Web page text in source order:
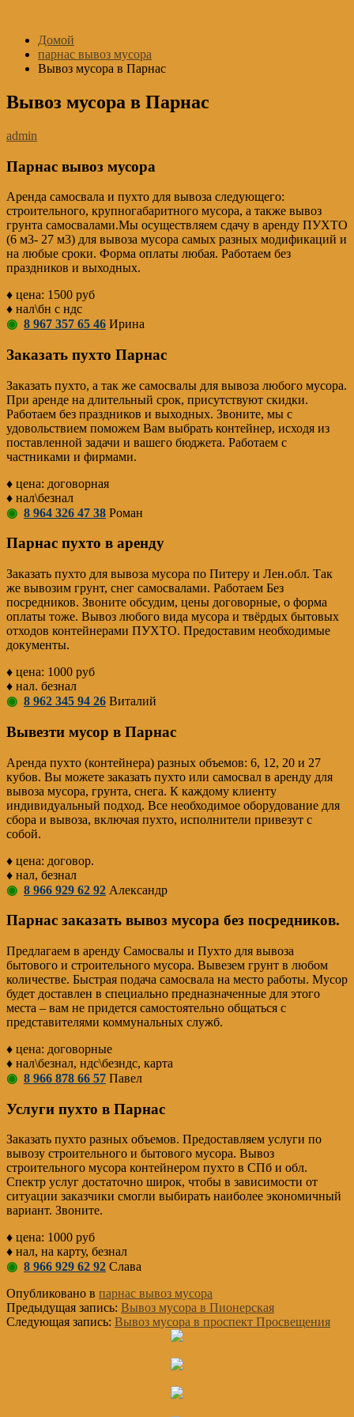
содержимому
Домой
парнас вывоз мусора
Вывоз мусора в Парнас
Вывоз мусора в Парнас
admin
Парнас вывоз мусора
Аренда самосвала и пухто для вывоза следующего:
строительного, крупногабаритного мусора, а также вывоз
грунта самосвалами.Мы осуществляем сдачу в аренду ПУХТО
(6 м3- 27 м3) для вывоза мусора самых разных модификаций и
на любые сроки. Форма оплаты любая. Работаем без
праздников и выходных.
♦ цена: 1500 руб
♦ нал\бн с ндс
◉ 8 967 357 65 46 Ирина
Заказать пухто Парнас
Заказать пухто, а так же самосвалы для вывоза любого мусора.
При аренде на длительный срок, присутствуют скидки.
Работаем без праздников и выходных. Звоните, мы с
удовольствием поможем Вам выбрать контейнер, исходя из
поставленной задачи и вашего бюджета. Работаем с
частниками и фирмами.
♦ цена: договорная
♦ нал\безнал
◉ 8 964 326 47 38 Роман
Парнас пухто в аренду
Заказать пухто для вывоза мусора по Питеру и Лен.обл. Так
же вывозим грунт, снег самосвалами. Работаем Без
посредников. Звоните обсудим, цены договорные, о форма
оплаты тоже. Вывоз любого вида мусора и твёрдых бытовых
отходов контейнерами ПУХТО. Предоставим необходимые
документы.
♦ цена: 1000 руб
♦ нал. безнал
◉ 8 962 345 94 26 Виталий
Вывезти мусор в Парнас
Аренда пухто (контейнера) разных объемов: 6, 12, 20 и 27
кубов. Вы можете заказать пухто или самосвал в аренду для
вывоза мусора, грунта, снега. К каждому клиенту
индивидуальный подход. Все необходимое оборудование для
сбора и вывоза, включая пухто, исполнители привезут с
собой.
♦ цена: договор.
♦ нал, безнал
◉ 8 966 929 62 92 Александр
Парнас заказать вывоз мусора без посредников.
Предлагаем в аренду Самосвалы и Пухто для вывоза
бытового и строительного мусора. Вывезем грунт в любом
количестве. Быстрая подача самосвала на место работы. Мусор
будет доставлен в специально предназначенные для этого
места – вам не придется самостоятельно общаться с
представителями коммунальных служб.
♦ цена: договорные
♦ нал\безнал, ндс\безндс, карта
◉ 8 966 878 66 57 Павел
Услуги пухто в Парнас
Заказать пухто разных объемов. Предоставляем услуги по
вывозу строительного и бытового мусора. Вывоз
строительного мусора контейнером пухто в СПб и обл.
Спектр услуг достаточно широк, чтобы в зависимости от
ситуации заказчики смогли выбирать наиболее экономичный
вариант. Звоните.
♦ цена: 1000 руб
♦ нал, на карту, безнал
◉ 8 966 929 62 92 Слава
Опубликовано в парнас вывоз мусора
Предыдущая запись: Вывоз мусора в Пионерская
Следующая запись: Вывоз мусора в проспект Просвещения